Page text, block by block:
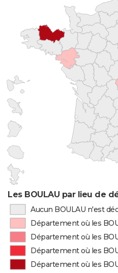
Les BOULAU par lieu de
Aucun BOULAU n'est
Département où les
Département où les
Département où les
Département où les